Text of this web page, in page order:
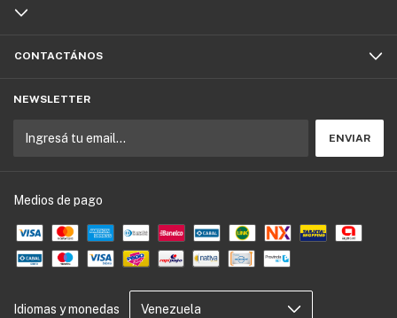
CONTACTÁNOS
NEWSLETTER
Medios de pago
Idiomas y monedas